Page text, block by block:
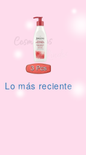
Lo más reciente